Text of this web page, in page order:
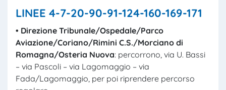
LINEE 4-7-20-90-91-124-160-169-171
• Direzione Tribunale/Ospedale/Parco
Aviazione/Coriano/Rimini C.S./Morciano di
Romagna/Osteria Nuova: percorrono, via U. Bassi
– via Pascoli – via Lagomaggio – via
Fada/Lagomaggio, per poi riprendere percorso